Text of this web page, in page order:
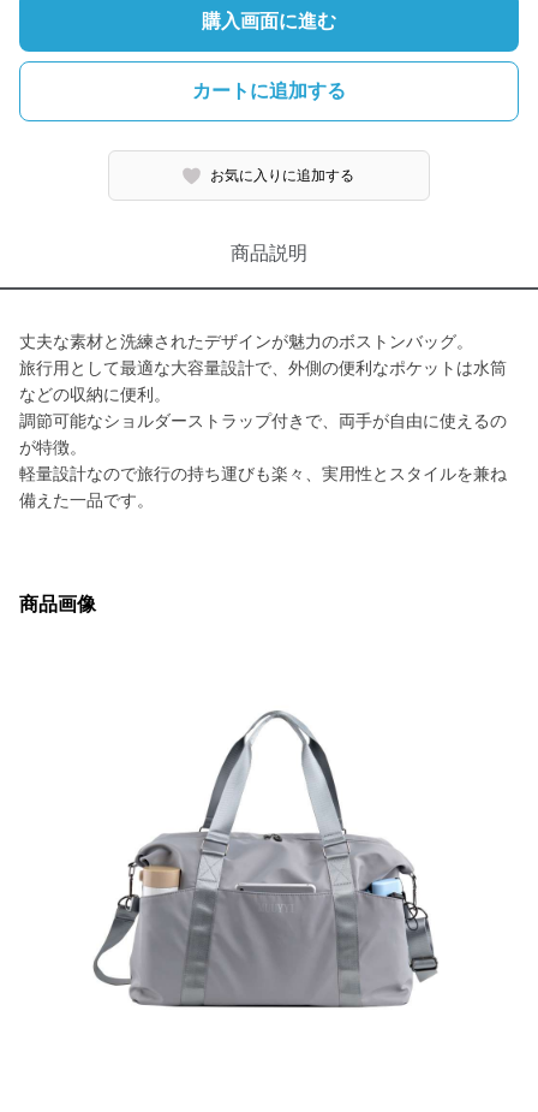
購入画面に進む
カートに追加する
お気に入りに追加する
商品説明
丈夫な素材と洗練されたデザインが魅力のボストンバッグ。
旅行用として最適な大容量設計で、外側の便利なポケットは水筒
などの収納に便利。
調節可能なショルダーストラップ付きで、両手が自由に使えるの
が特徴。
軽量設計なので旅行の持ち運びも楽々、実用性とスタイルを兼ね
備えた一品です。
商品画像